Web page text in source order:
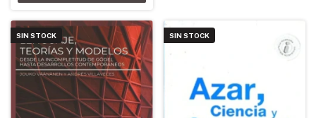
SIN STOCK SIN STOCK